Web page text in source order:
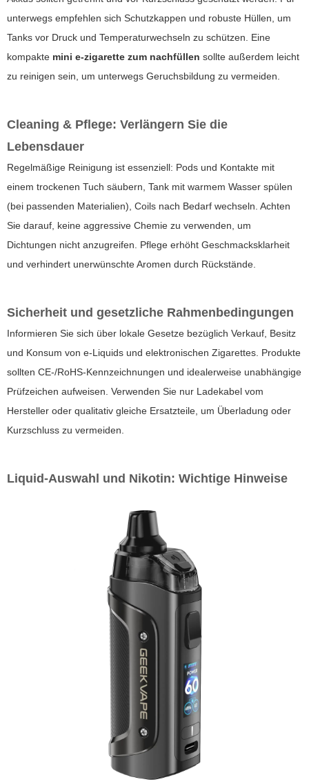
unterwegs empfehlen sich Schutzkappen und robuste Hüllen, um
Tanks vor Druck und Temperaturwechseln zu schützen. Eine
kompakte mini e-zigarette zum nachfüllen sollte außerdem leicht
zu reinigen sein, um unterwegs Geruchsbildung zu vermeiden.
Cleaning & Pflege: Verlängern Sie die
Lebensdauer
Regelmäßige Reinigung ist essenziell: Pods und Kontakte mit
einem trockenen Tuch säubern, Tank mit warmem Wasser spülen
(bei passenden Materialien), Coils nach Bedarf wechseln. Achten
Sie darauf, keine aggressive Chemie zu verwenden, um
Dichtungen nicht anzugreifen. Pflege erhöht Geschmacksklarheit
und verhindert unerwünschte Aromen durch Rückstände.
Sicherheit und gesetzliche Rahmenbedingungen
Informieren Sie sich über lokale Gesetze bezüglich Verkauf, Besitz
und Konsum von e-Liquids und elektronischen Zigarettes. Produkte
sollten CE-/RoHS-Kennzeichnungen und idealerweise unabhängige
Prüfzeichen aufweisen. Verwenden Sie nur Ladekabel vom
Hersteller oder qualitativ gleiche Ersatzteile, um Überladung oder
Kurzschluss zu vermeiden.
Liquid-Auswahl und Nikotin: Wichtige Hinweise